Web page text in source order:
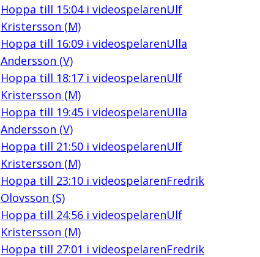
Hoppa till 15:04i videospelarenUlf
Kristersson (M)
Hoppa till 16:09i videospelarenUlla
Andersson (V)
Hoppa till 18:17i videospelarenUlf
Kristersson (M)
Hoppa till 19:45i videospelarenUlla
Andersson (V)
Hoppa till 21:50i videospelarenUlf
Kristersson (M)
Hoppa till 23:10i videospelarenFredrik
Olovsson (S)
Hoppa till 24:56i videospelarenUlf
Kristersson (M)
Hoppa till 27:01 i videospelarenFredrik